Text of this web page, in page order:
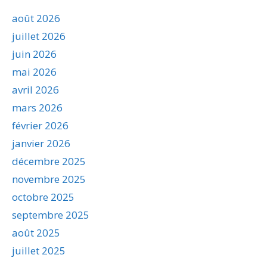
août 2026
juillet 2026
juin 2026
mai 2026
avril 2026
mars 2026
février 2026
janvier 2026
décembre 2025
novembre 2025
octobre 2025
septembre 2025
août 2025
juillet 2025